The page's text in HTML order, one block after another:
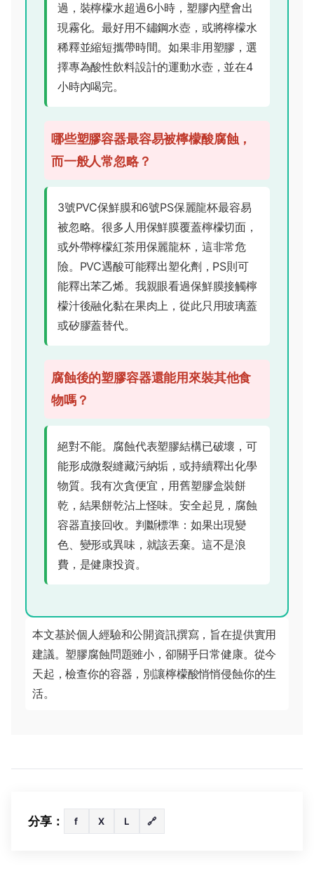
過，裝檸檬水超過6小時，塑膠內壁會出
現霧化。最好用不鏽鋼水壺，或將檸檬水
稀釋並縮短攜帶時間。如果非用塑膠，選
擇專為酸性飲料設計的運動水壺，並在4
小時內喝完。
哪些塑膠容器最容易被檸檬酸腐蝕，
而一般人常忽略？
3號PVC保鮮膜和6號PS保麗龍杯最容易
被忽略。很多人用保鮮膜覆蓋檸檬切面，
或外帶檸檬紅茶用保麗龍杯，這非常危
險。PVC遇酸可能釋出塑化劑，PS則可
能釋出苯乙烯。我親眼看過保鮮膜接觸檸
檬汁後融化黏在果肉上，從此只用玻璃蓋
或矽膠蓋替代。
腐蝕後的塑膠容器還能用來裝其他食
物嗎？
絕對不能。腐蝕代表塑膠結構已破壞，可
能形成微裂縫藏污納垢，或持續釋出化學
物質。我有次貪便宜，用舊塑膠盒裝餅
乾，結果餅乾沾上怪味。安全起見，腐蝕
容器直接回收。判斷標準：如果出現變
色、變形或異味，就該丟棄。這不是浪
費，是健康投資。
本文基於個人經驗和公開資訊撰寫，旨在提供實用
建議。塑膠腐蝕問題雖小，卻關乎日常健康。從今
天起，檢查你的容器，別讓檸檬酸悄悄侵蝕你的生
活。
分享： f X L 🔗